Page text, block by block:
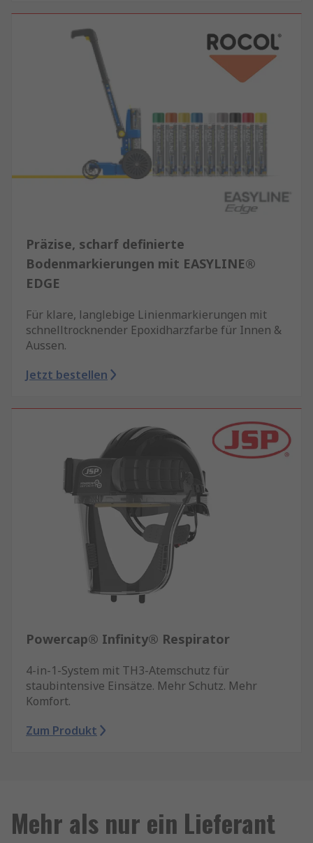
Präzise, scharf definierte
Bodenmarkierungen mit EASYLINE®
EDGE
Für klare, langlebige Linienmarkierungen mit
schnelltrocknender Epoxidharzfarbe für Innen &
Aussen.
Jetzt bestellen
Powercap® Infinity® Respirator
4-in-1-System mit TH3-Atemschutz für
staubintensive Einsätze. Mehr Schutz. Mehr
Komfort.
Zum Produkt
Mehr als nur ein Lieferant